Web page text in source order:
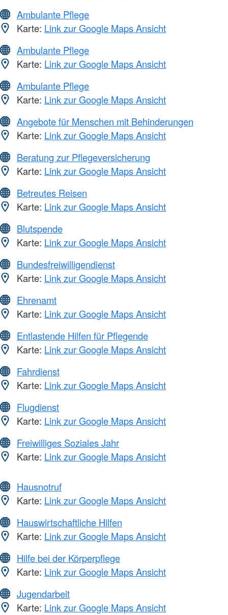
Ambulante Pflege
Karte: Link zur Google Maps Ansicht
Ambulante Pflege
Karte: Link zur Google Maps Ansicht
Ambulante Pflege
Karte: Link zur Google Maps Ansicht
Angebote für Menschen mit Behinderungen
Karte: Link zur Google Maps Ansicht
Beratung zur Pflegeversicherung
Karte: Link zur Google Maps Ansicht
Betreutes Reisen
Karte: Link zur Google Maps Ansicht
Blutspende
Karte: Link zur Google Maps Ansicht
Bundesfreiwilligendienst
Karte: Link zur Google Maps Ansicht
Ehrenamt
Karte: Link zur Google Maps Ansicht
Entlastende Hilfen für Pflegende
Karte: Link zur Google Maps Ansicht
Fahrdienst
Karte: Link zur Google Maps Ansicht
Flugdienst
Karte: Link zur Google Maps Ansicht
Freiwilliges Soziales Jahr
Karte: Link zur Google Maps Ansicht
Hausnotruf
Karte: Link zur Google Maps Ansicht
Hauswirtschaftliche Hilfen
Karte: Link zur Google Maps Ansicht
Hilfe bei der Körperpflege
Karte: Link zur Google Maps Ansicht
Jugendarbeit
Karte: Link zur Google Maps Ansicht